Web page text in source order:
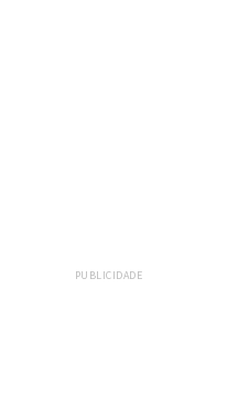
PUBLICIDADE